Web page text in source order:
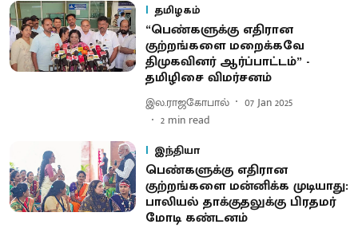
தமிழகம்
“பெண்களுக்கு எதிரான
குற்றங்களை மறைக்கவே
திமுகவினர் ஆர்ப்பாட்டம்” -
தமிழிசை விமர்சனம்
இல.ராஜகோபால்
07 Jan 2025
2 min read
இந்தியா
பெண்களுக்கு எதிரான
குற்றங்களை மன்னிக்க முடியாது:
பாலியல் தாக்குதலுக்கு பிரதமர்
மோடி கண்டனம்